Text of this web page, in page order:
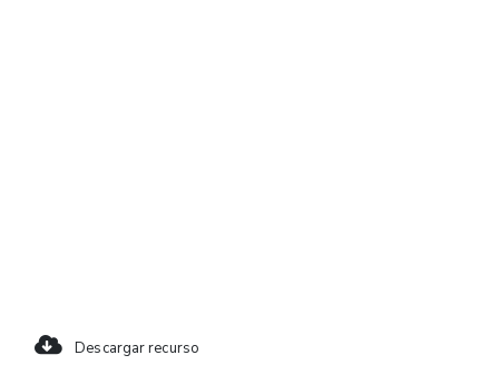
Descargar recurso